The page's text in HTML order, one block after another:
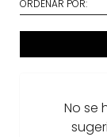
ORDENAR POR:
No se